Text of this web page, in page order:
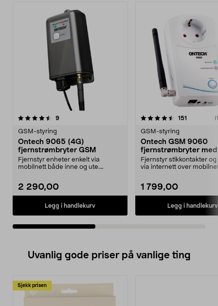
9anmeldelser
GSM-styring
Ontech 9065 (4G)
fjernstrømbryter GSM
Fjernstyr enheter enkelt via
mobilnett både inne og ute.
2 290,00
Legg i handlekurv
4.5av 5 stjerner 151
GSM-styring
Ontech GSM 9060
fjernstrømbryter med
4G
Fjernstyr stikkontakter
via internett over
1 799,00
Legg i handlekurv
4.5av 5 stjerner
Uvanlig gode priser på vanlige ting
Sjekk prisen